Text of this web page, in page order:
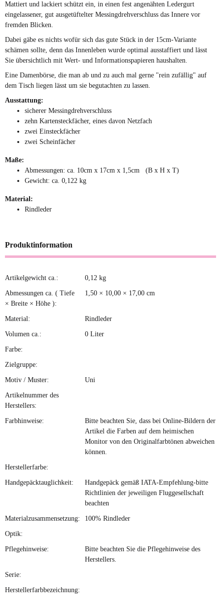
Mattiert und lackiert schützt ein, in einen fest angenähten Ledergurt
eingelassener, gut ausgetüftelter Messingdrehverschluss das Innere vor
fremden Blicken.
Dabei gäbe es nichts wofür sich das gute Stück in der 15cm-Variante
schämen sollte, denn das Innenleben wurde optimal ausstaffiert und lässt
Sie übersichtlich mit Wert- und Informationspapieren haushalten.
Eine Damenbörse, die man ab und zu auch mal gerne "rein zufällig" auf
dem Tisch liegen lässt um sie begutachten zu lassen.
Ausstattung:
sicherer Messingdrehverschluss
zehn Kartensteckfächer, eines davon Netzfach
zwei Einsteckfächer
zwei Scheinfächer
Maße:
Abmessungen: ca. 10cm x 17cm x 1,5cm (B x H x T)
Gewicht: ca. 0,122 kg
Material:
Rindleder
Produktinformation
Produkteigenschaft
Wert
Artikelgewicht ca.: 0,12 kg
Abmessungen ca. ( Tiefe
× Breite × Höhe ):
1,50 × 10,00 × 17,00 cm
Material: Rindleder
Volumen ca.: 0 Liter
Farbe:
Zielgruppe:
Motiv / Muster: Uni
Artikelnummer des
Herstellers:
Farbhinweise:
Bitte beachten Sie, dass bei Online-Bildern der
Artikel die Farben auf dem heimischen
Monitor von den Originalfarbtönen abweichen
können.
Herstellerfarbe:
Handgepäcktauglichkeit:
Handgepäck gemäß IATA-Empfehlung-bitte
Richtlinien der jeweiligen Fluggesellschaft
beachten
Materialzusammensetzung: 100% Rindleder
Optik:
Pflegehinweise:
Bitte beachten Sie die Pflegehinweise des
Herstellers.
Serie:
Herstellerfarbbezeichnung: